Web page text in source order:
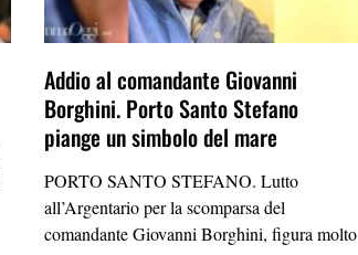
Addio al comandante Giovanni
Borghini. Porto Santo Stefano
piange un simbolo del mare
PORTO SANTO STEFANO. Lutto
all’Argentario per la scomparsa del
comandante Giovanni Borghini, figura molto